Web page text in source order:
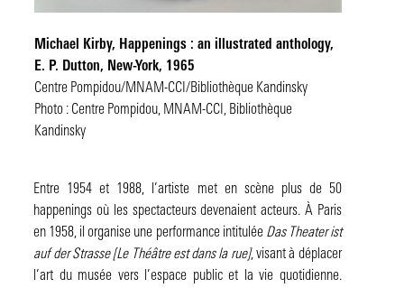
Michael Kirby, Happenings : an illustrated anthology,
E. P. Dutton, New-York, 1965
Centre Pompidou/MNAM-CCI/Bibliothèque Kandinsky
Photo : Centre Pompidou, MNAM-CCI, Bibliothèque
Kandinsky
Entre 1954 et 1988, l’artiste met en scène plus de 50
happenings où les spectacteurs devenaient acteurs. À Paris
en 1958, il organise une performance intitulée Das Theater ist
auf der Strasse [Le Théâtre est dans la rue], visant à déplacer
l’art du musée vers l’espace public et la vie quotidienne.